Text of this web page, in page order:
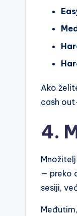
Ako
cash
4.
— preko
sesiji,